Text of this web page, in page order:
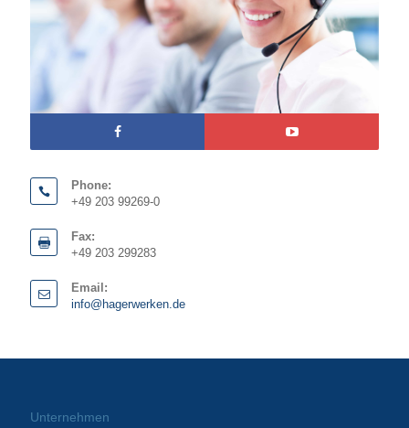
Phone:
+49 203 99269-0
Fax:
+49 203 299283
Email:
info@hagerwerken.de
Unternehmen